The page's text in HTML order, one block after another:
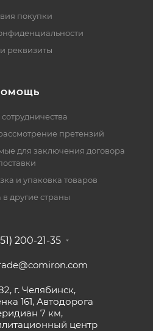
покупки
реквизиты
претензий
для заключения договора
и упаковка товаров
в другие страны
200-21-35
г. Челябинск,
161, Автодорога
7 км,
центр